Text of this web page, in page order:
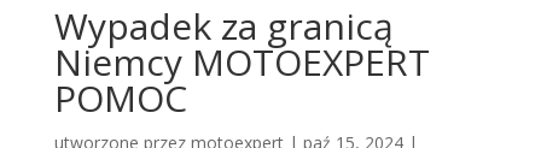
Wypadek za granicą
Niemcy MOTOEXPERT
POMOC
utworzone przez motoexpert| paź 15, 2024|